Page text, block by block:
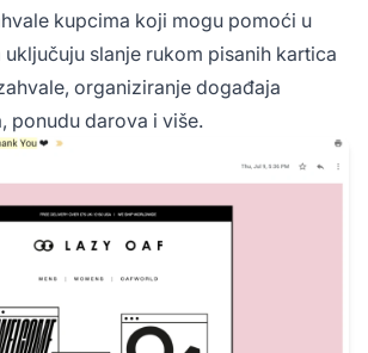
kupcima koji mogu pomoći u
slanje rukom pisanih kartica
organiziranje događaja
ponudu darova i više.